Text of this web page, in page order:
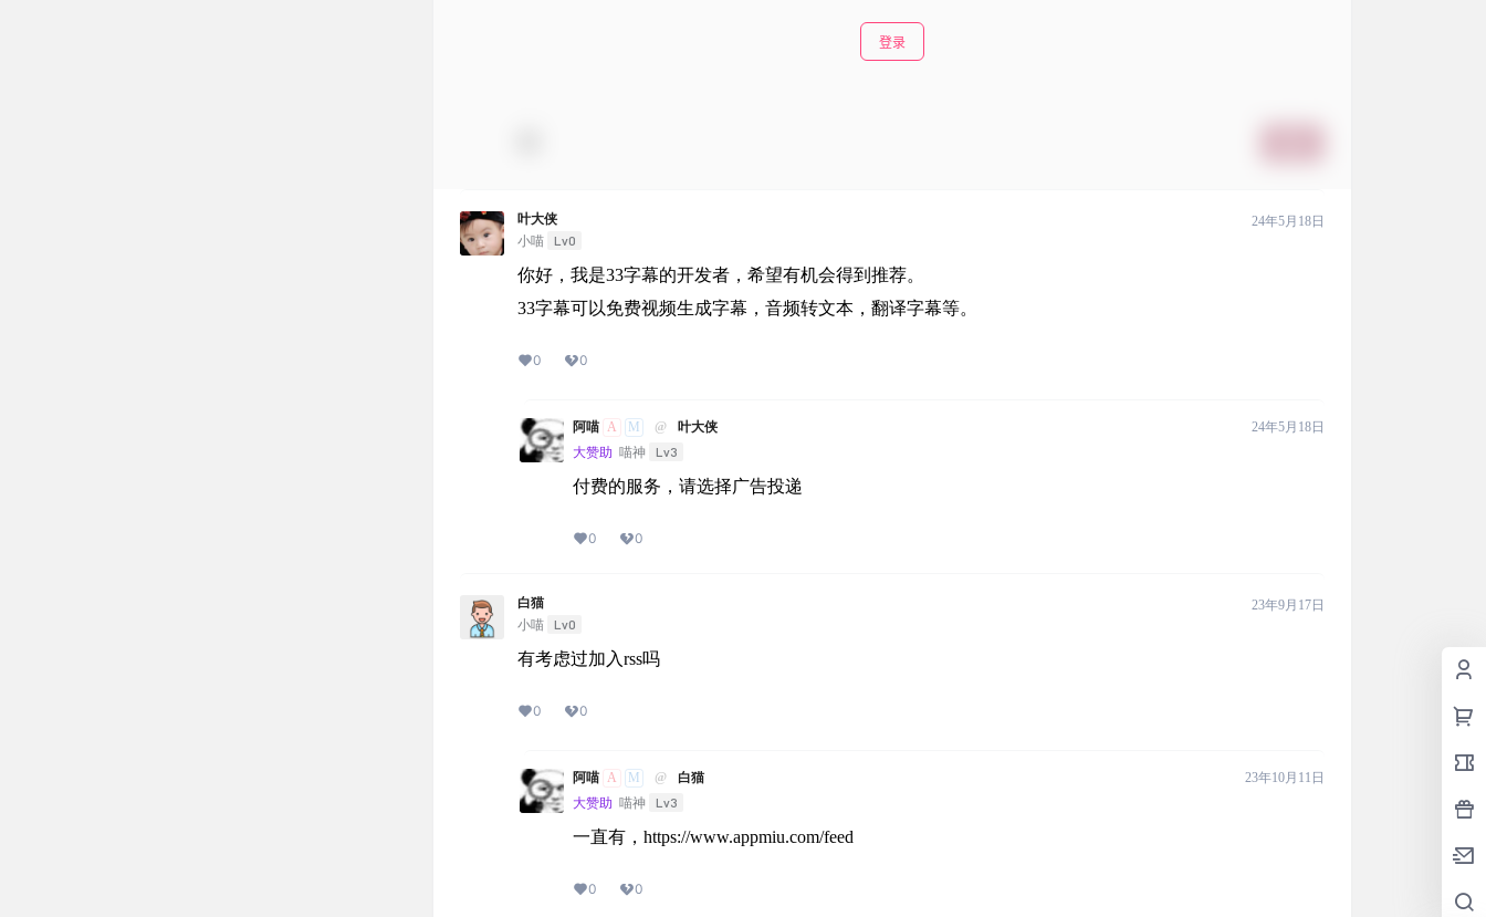
登录
叶大侠
小喵
Lv0
24年5月18日
你好，我是33字幕的开发者，希望有机会得到推荐。
33字幕可以免费视频生成字幕，音频转文本，翻译字幕等。
0 0
阿喵 A M @
叶大侠
大赞助 喵神 Lv3
24年5月18日
付费的服务，请选择广告投递
0 0
白猫
小喵
Lv0
23年9月17日
有考虑过加入rss吗
0 0
阿喵 A M @
白猫
大赞助 喵神 Lv3
23年10月11日
一直有，https://www.appmiu.com/feed
0 0